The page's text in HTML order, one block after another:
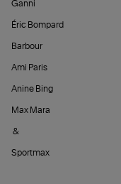
Ganni
Éric Bompard
Barbour
Ami Paris
Anine Bing
Max Mara
&
Sportmax